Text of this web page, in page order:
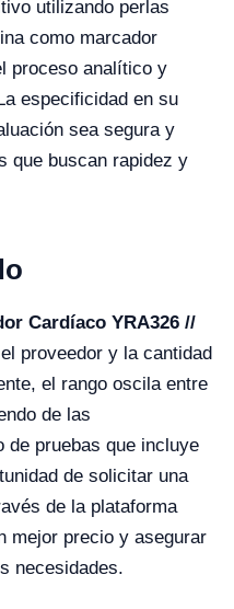
utilizando perlas
como marcador
proceso analítico y
especificidad en su
sea segura y
que buscan rapidez y
Cardíaco YRA326 //
proveedor y la cantidad
el rango oscila entre
de las
de pruebas que incluye
de solicitar una
de la plataforma
mejor precio y asegurar
necesidades.